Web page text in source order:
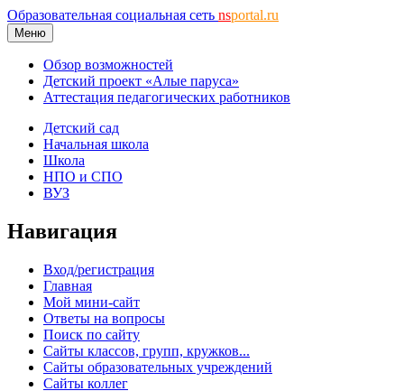
Образовательная социальная сеть nsportal.ru
Меню
Обзор возможностей
Детский проект «Алые паруса»
Аттестация педагогических работников
Детский сад
Начальная школа
Школа
НПО и СПО
ВУЗ
Навигация
Вход/регистрация
Главная
Мой мини-сайт
Ответы на вопросы
Поиск по сайту
Сайты классов, групп, кружков...
Сайты образовательных учреждений
Сайты коллег